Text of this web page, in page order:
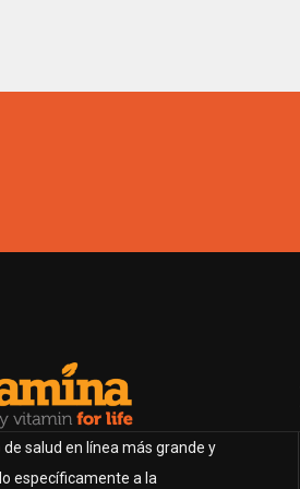
salud en línea más grande y
específicamente a la